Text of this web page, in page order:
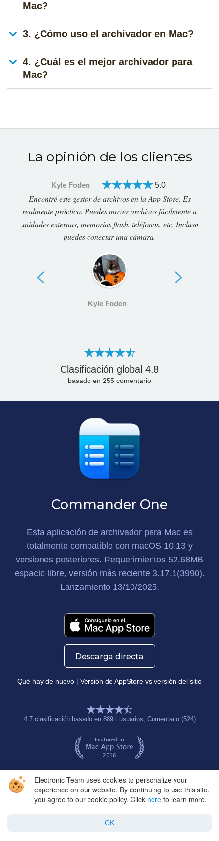
Electronic Team uses cookies to personalize your
experience on our website. By continuing to use this site,
you agree to our cookie policy. Click here to learn more.
OK
Mac?
3. ¿Cómo uso el archivador en Mac?
4. ¿Cuál es el mejor archivador para
Mac?
La opinión de los clientes
Kyle Foden 5.0
Encontré este gestor de archivos en la App Store. Es
realmente práctico. Puedes mover archivos fácilmente a
unidades externas, memorias flash, teléfonos, etc. Incluso
puedes conectar una cámara.
Kyle Foden
Clasificación global 4.8
basado en 255 comentario
Commander One
Esta aplicación de archivador para Maces
totalmente compatible con macOS 10.13 y
versiones posteriores. Requerimientos 52.68MB
espacio libre, versión más reciente3.17.1(3990).
Lanzamiento 13/10/2025.
Descarga directa
Qué hay de nuevo | Versión de AppStore vs versión del sitio
4.7clasificación basado en 889+ usuarios, Comentario (524)